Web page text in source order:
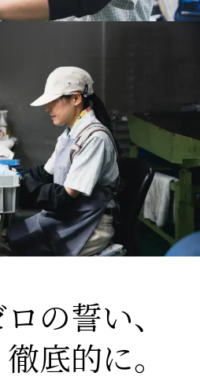
の誓い、
底的に。